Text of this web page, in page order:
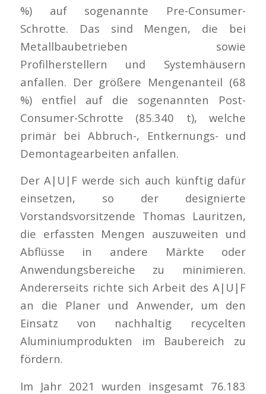
%) auf sogenannte Pre-Consumer-
Schrotte. Das sind Mengen, die bei
Metallbaubetrieben sowie
Profilherstellern und Systemhäusern
anfallen. Der größere Mengenanteil (68
%) entfiel auf die sogenannten Post-
Consumer-Schrotte (85.340 t), welche
primär bei Abbruch-, Entkernungs- und
Demontagearbeiten anfallen.
Der A|U|F werde sich auch künftig dafür
einsetzen, so der designierte
Vorstandsvorsitzende Thomas Lauritzen,
die erfassten Mengen auszuweiten und
Abflüsse in andere Märkte oder
Anwendungsbereiche zu minimieren.
Andererseits richte sich Arbeit des A|U|F
an die Planer und Anwender, um den
Einsatz von nachhaltig recycelten
Aluminiumprodukten im Baubereich zu
fördern.
Im Jahr 2021 wurden insgesamt 76.183